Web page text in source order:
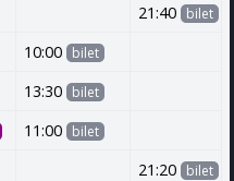
21:40 bilet
10:00 bilet
13:30 bilet
11:00 bilet
21:20 bilet